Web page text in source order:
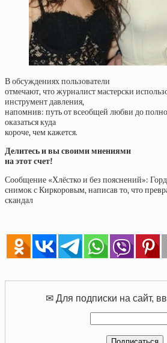
В обсуждениях пользователи
отмечают, что журналист мастерски
инструмент давления,
напомнив: путь от всеобщей любви до
оказаться куда
короче, чем кажется.
Делитесь и вы своими мнениями
на этот счет!
Сообщение «Хлёстко и без пояснений»:
снимок с Киркоровым, написав то, что
скандал
✉ Для подписки на сайт,